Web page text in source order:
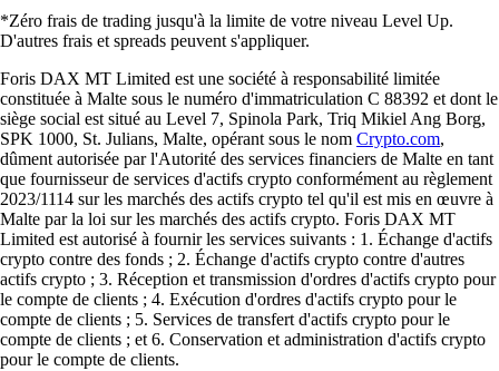
*Zéro frais de trading jusqu'à la limite de votre niveau Level Up.
D'autres frais et spreads peuvent s'appliquer.
Foris DAX MT Limited est une société à responsabilité limitée
constituée à Malte sous le numéro d'immatriculation C 88392 et dont le
siège social est situé au Level 7, Spinola Park, Triq Mikiel Ang Borg,
SPK 1000, St. Julians, Malte, opérant sous le nom Crypto.com,
dûment autorisée par l'Autorité des services financiers de Malte en tant
que fournisseur de services d'actifs crypto conformément au règlement
2023/1114 sur les marchés des actifs crypto tel qu'il est mis en œuvre à
Malte par la loi sur les marchés des actifs crypto. Foris DAX MT
Limited est autorisé à fournir les services suivants : 1. Échange d'actifs
crypto contre des fonds ; 2. Échange d'actifs crypto contre d'autres
actifs crypto ; 3. Réception et transmission d'ordres d'actifs crypto pour
le compte de clients ; 4. Exécution d'ordres d'actifs crypto pour le
compte de clients ; 5. Services de transfert d'actifs crypto pour le
compte de clients ; et 6. Conservation et administration d'actifs crypto
pour le compte de clients.